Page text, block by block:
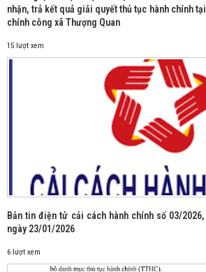
nhận, trả kết quả giải quyết thủ tục hành chính
chính công xã Thượng Quan
15 lượt xem
Bản tin điện tử cải cách hành chính số 03/
ngày 23/01/2026
6 lượt xem